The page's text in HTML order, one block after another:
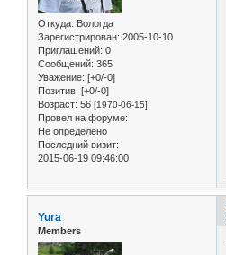
Откуда: Вологда
Зарегистрирован: 2005-10-10
Приглашений: 0
Сообщений: 365
Уважение: [+0/-0]
Позитив: [+0/-0]
Возраст: 56 [1970-06-15]
Провел на форуме:
Не определено
Последний визит:
2015-06-19 09:46:00
Yura
Members